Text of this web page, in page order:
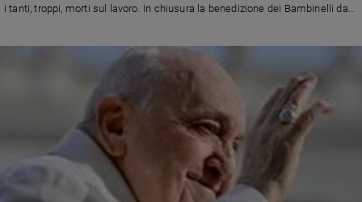
i tanti, troppi, morti sul lavoro. In chiusura la benedizione dei Bambinelli da